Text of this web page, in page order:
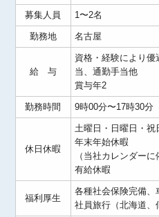
募集人員 1〜2名
勤務地 名古屋
給 与
資格・経験により
当、通勤手当他
賞与年2
勤務時間 9時00分〜17時30分
休日休暇
土曜日・日曜日・祝
年末年始休暇
（当社カレンダーに
有給休暇
福利厚生
各種社会保険完備、
社員旅行（北海道、